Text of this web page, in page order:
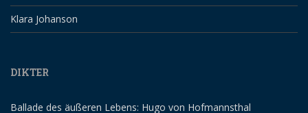
Klara Johanson
DIKTER
Ballade des äußeren Lebens: Hugo von Hofmannsthal